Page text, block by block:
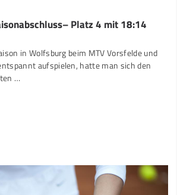
Platz 4 mit 18:14
in Wolfsburg beim MTV Vorsfelde und
aufspielen, hatte man sich den
…